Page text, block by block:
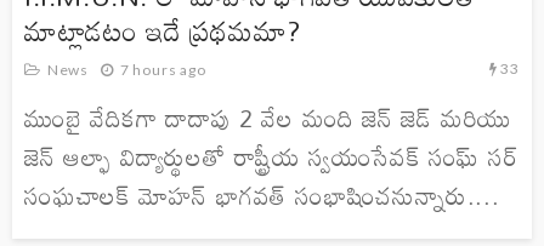
మాట్లాడటం ఇదే ప్రథమమా?
News 7 hours ago 33
ముంబై వేదికగా దాదాపు 2 వేల మంది జెన్ జెడ్ మరియు
జెన్ ఆల్ఫా విద్యార్థులతో రాష్ట్రీయ స్వయంసేవక్ సంఘ్ సర్
సంఘచాలక్ మోహన్ భాగవత్ సంభాషించనున్నారు....